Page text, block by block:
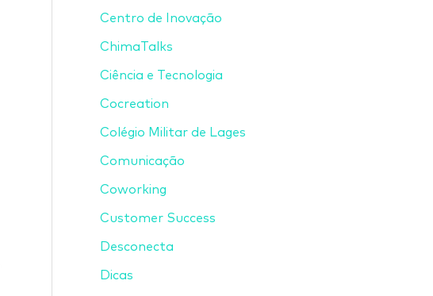
Centro de Inovação
ChimaTalks
Ciência e Tecnologia
Cocreation
Colégio Militar de Lages
Comunicação
Coworking
Customer Success
Desconecta
Dicas